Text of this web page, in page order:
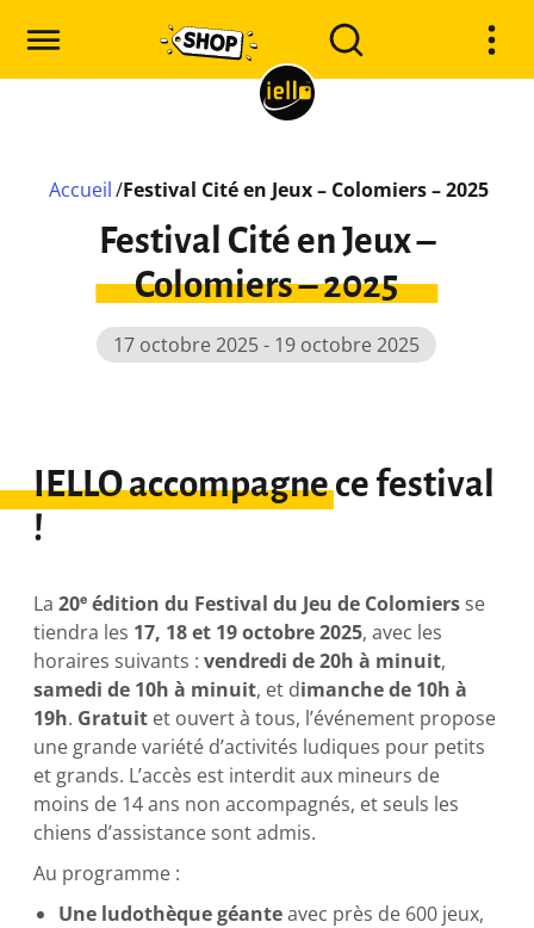
Accueil /Festival Cité en Jeux – Colomiers – 2025
Festival Cité en Jeux –
Colomiers – 2025
17 octobre 2025 - 19 octobre 2025
IELLO accompagne ce festival
!
La20ᵉ édition du Festival du Jeu de Colomiers se
tiendra les 17, 18 et 19 octobre 2025, avec les
horaires suivants :vendredi de 20h à minuit,
samedi de 10h à minuit, et dimanche de 10h à
19h. Gratuit et ouvert à tous, l’événement propose
une grande variété d’activités ludiques pour petits
et grands. L’accès est interdit aux mineurs de
moins de 14 ans non accompagnés, et seuls les
chiens d’assistance sont admis.
Au programme :
Une ludothèque géanteavec près de 600 jeux,